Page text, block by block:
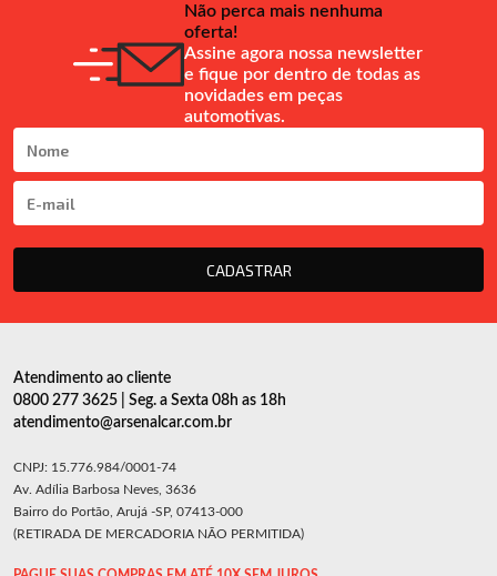
Não perca mais nenhuma
oferta!
Assine agora nossa newsletter
e fique por dentro de todas as
novidades em peças
automotivas.
CADASTRAR
Atendimento ao cliente
0800 277 3625 | Seg. a Sexta 08h as 18h
atendimento@arsenalcar.com.br
CNPJ: 15.776.984/0001-74
Av. Adília Barbosa Neves, 3636
Bairro do Portão, Arujá -SP, 07413-000
(RETIRADA DE MERCADORIA NÃO PERMITIDA)